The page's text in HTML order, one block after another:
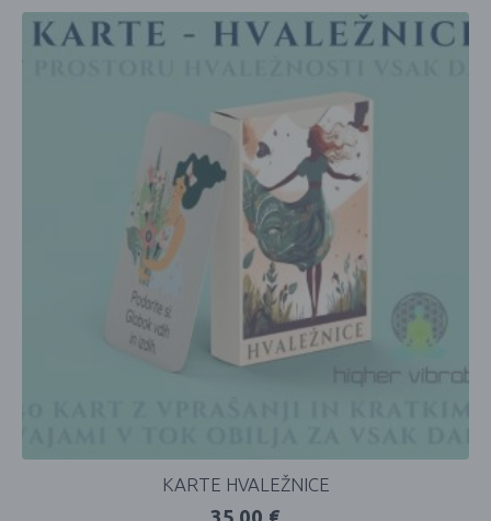
KARTE HVALEŽNICE